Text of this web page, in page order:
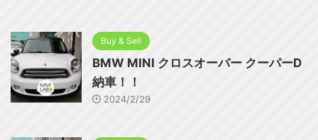
Buy & Sell
BMW MINI クロスオーバー クーパーD
納車！！
2024/2/29